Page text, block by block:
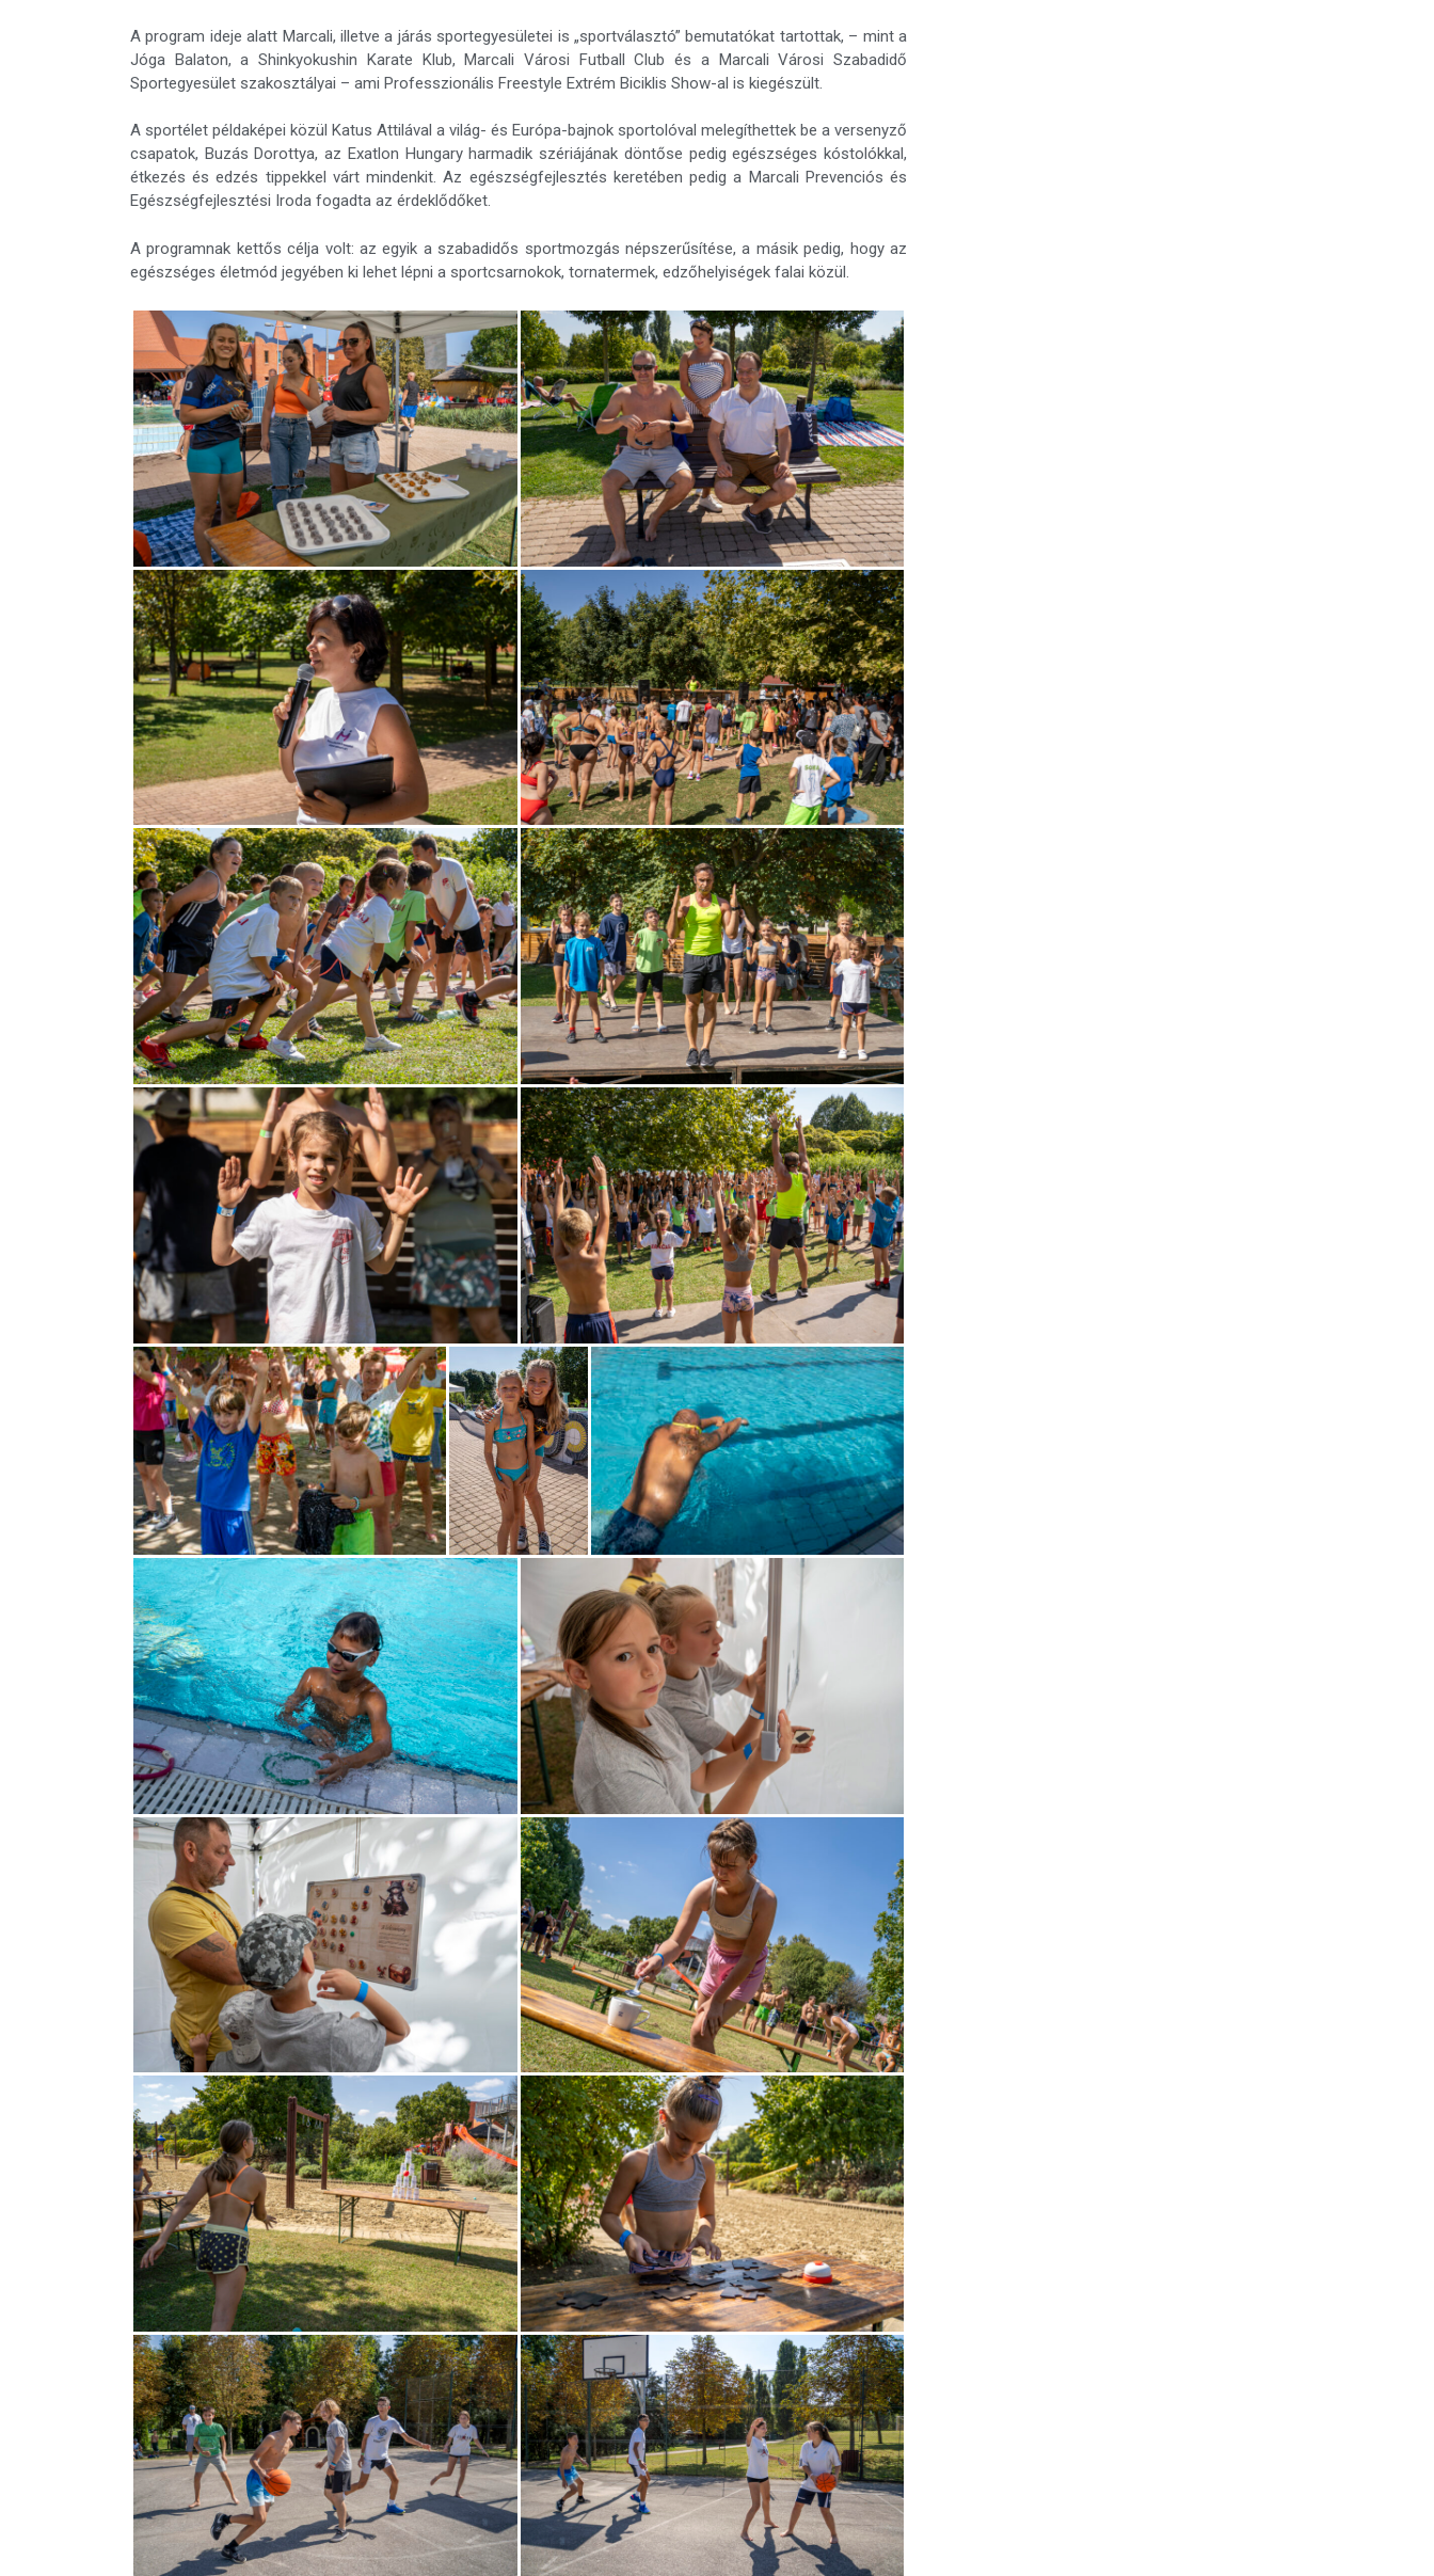
A program ideje alatt Marcali, illetve a járás sportegyesületei is „sportválasztó” bemutatókat tartottak, – mint a
Jóga Balaton, a Shinkyokushin Karate Klub, Marcali Városi Futball Club és a Marcali Városi Szabadidő
Sportegyesület szakosztályai – ami Professzionális Freestyle Extrém Biciklis Show-al is kiegészült.
A sportélet példaképei közül Katus Attilával a világ- és Európa-bajnok sportolóval melegíthettek be a versenyző
csapatok, Buzás Dorottya, az Exatlon Hungary harmadik szériájának döntőse pedig egészséges kóstolókkal,
étkezés és edzés tippekkel várt mindenkit. Az egészségfejlesztés keretében pedig a Marcali Prevenciós és
Egészségfejlesztési Iroda fogadta az érdeklődőket.
A programnak kettős célja volt: az egyik a szabadidős sportmozgás népszerűsítése, a másik pedig, hogy az
egészséges életmód jegyében ki lehet lépni a sportcsarnokok, tornatermek, edzőhelyiségek falai közül.